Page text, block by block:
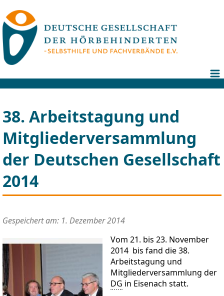
38. Arbeitstagung und
Mitgliederversammlung
der Deutschen Gesellschaft
2014
Gespeichert am: 1. Dezember 2014
Vom 21. bis 23. November
2014 bis fand die 38.
Arbeitstagung und
Mitgliederversammlung der
DG in Eisenach statt.